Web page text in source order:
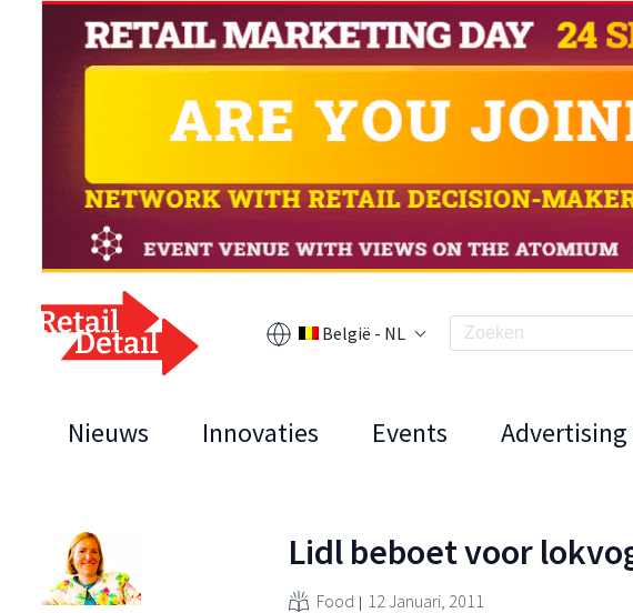
België - NL
Nieuws Innovaties Events
Lidl beboet voor
Food 12 Januari, 2011